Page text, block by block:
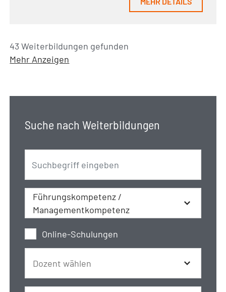
43 Weiterbildungen gefunden
Mehr Anzeigen
Suche nach Weiterbildungen
Führungskompetenz /
Managementkompetenz
Online-Schulungen